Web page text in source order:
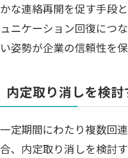
かな連絡再開を促す手段
ュニケーション回復につ
い姿勢が企業の信頼性を保
内定取り消しを検
一定期間にわたり複数回
合、内定取り消しを検討